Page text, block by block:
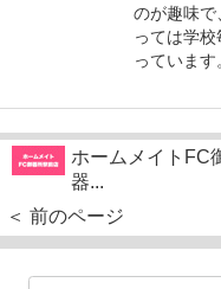
のが趣味
っては学
っています
ホームメイトFC
器...
＜ 前のページ